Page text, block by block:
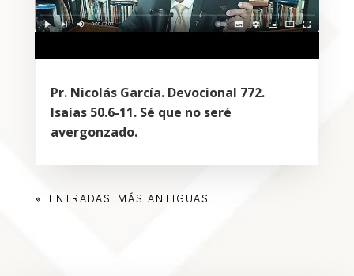
Pr. Nicolás García. Devocional 772.
Isaías 50.6-11. Sé que no seré
avergonzado.
« ENTRADAS MÁS ANTIGUAS